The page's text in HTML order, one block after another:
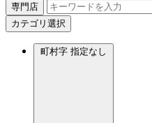
専門店
カテゴリ選択
町村字 指定なし